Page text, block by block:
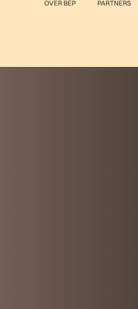
OVER BEP PARTNERS